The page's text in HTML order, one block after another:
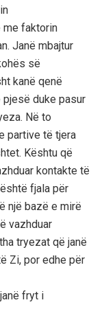
me faktorin
Janë mbajtur
së
kanë qenë
pjesë duke pasur
Në to
partive të tjera
Kështu që
kontakte të
fjala për
një bazë e mirë
vazhduar
tryezat që janë
Zi, por edhe për
fryt i